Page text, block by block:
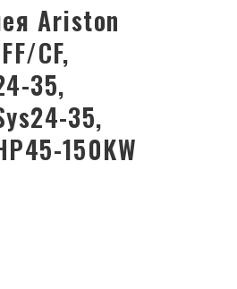
CF,
35,
35,
150KW